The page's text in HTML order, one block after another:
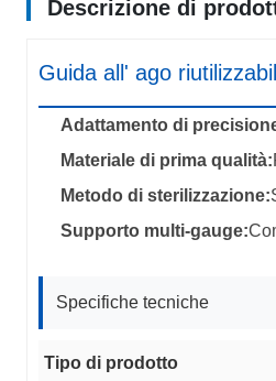
Descrizione di
Guida all' ago
Adattamento di
Materiale di prima qualità:
Metodo di sterilizzazione:
Supporto multi-gauge:
Specifiche tecniche
Tipo di prodotto